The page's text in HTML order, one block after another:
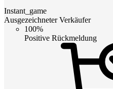
Instant_game
Ausgezeichneter Verkäufer
100%
Positive Rückmeldung